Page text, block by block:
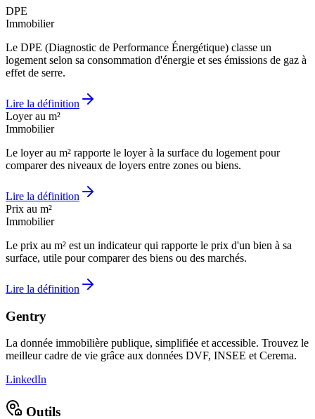
DPE
Immobilier
Le DPE (Diagnostic de Performance Énergétique) classe un
logement selon sa consommation d'énergie et ses émissions de gaz à
effet de serre.
Lire la définition
Loyer au m²
Immobilier
Le loyer au m² rapporte le loyer à la surface du logement pour
comparer des niveaux de loyers entre zones ou biens.
Lire la définition
Prix au m²
Immobilier
Le prix au m² est un indicateur qui rapporte le prix d'un bien à sa
surface, utile pour comparer des biens ou des marchés.
Lire la définition
Gentry
La donnée immobilière publique, simplifiée et accessible. Trouvez le
meilleur cadre de vie grâce aux données DVF, INSEE et Cerema.
LinkedIn
Outils